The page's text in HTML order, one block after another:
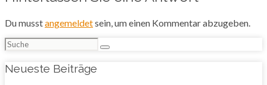
Du musstangemeldetsein, um einen Kommentar abzugeben.
Suchen
nach:
Neueste Beiträge